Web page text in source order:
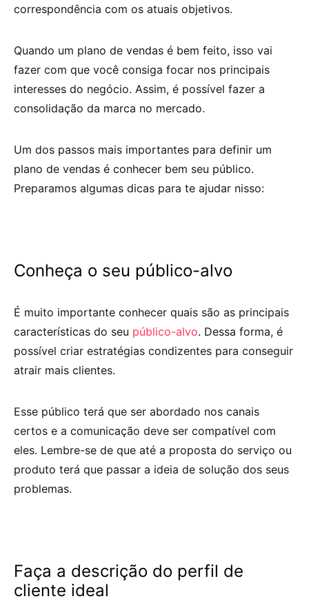
correspondência com os atuais objetivos.
Quando um plano de vendas é bem feito, isso vai
fazer com que você consiga focar nos principais
interesses do negócio. Assim, é possível fazer a
consolidação da marca no mercado.
Um dos passos mais importantes para definir um
plano de vendas é conhecer bem seu público.
Preparamos algumas dicas para te ajudar nisso:
Conheça o seu público-alvo
É muito importante conhecer quais são as principais
características do seu público-alvo. Dessa forma, é
possível criar estratégias condizentes para conseguir
atrair mais clientes.
Esse público terá que ser abordado nos canais
certos e a comunicação deve ser compatível com
eles. Lembre-se de que até a proposta do serviço ou
produto terá que passar a ideia de solução dos seus
problemas.
Faça a descrição do perfil de
cliente ideal